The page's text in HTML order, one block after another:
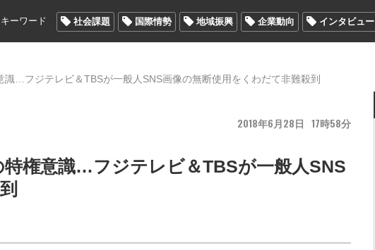
ーワード 社会課題 国際情勢 地域振興 企業動向 インタビュー
…フジテレビ＆TBSが一般人SNS画像の無断使用をくわだて非難殺到
2018 6 28 17 58
権意識…フジテレビ＆TBSが一般人SNS